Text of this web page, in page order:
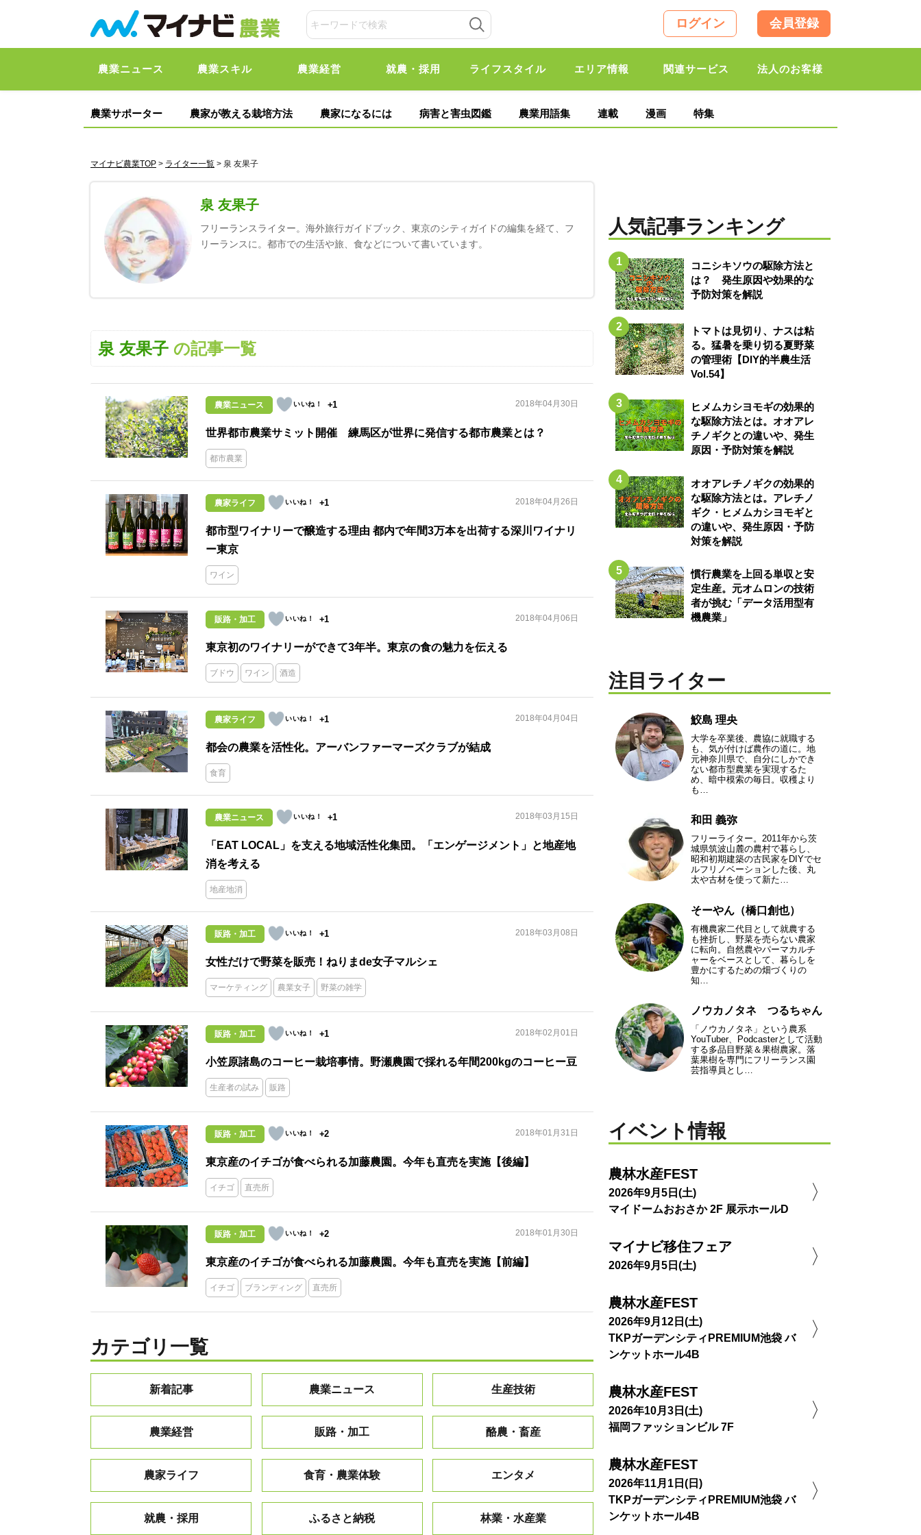
ログイン 会員登録
農業ニュース 農業スキル 農業経営 就農・採用 ライフスタイル エリア情報 関連サービス 法人のお客様
農業サポーター 農家が教える栽培方法 農家になるには 病害と害虫図鑑 農業用語集 連載 漫画 特集
マイナビ農業TOP > ライター一覧 > 泉 友果子
泉 友果子
フリーランスライター。海外旅行ガイドブック、東京のシティガイドの編集を経て、フ
リーランスに。都市での生活や旅、食などについて書いています。
泉 友果子 の記事一覧
農業ニュース +1 2018年04月30日
世界都市農業サミット開催 練馬区が世界に発信する都市農業とは？
都市農業
農家ライフ +1 2018年04月26日
都市型ワイナリーで醸造する理由 都内で年間3万本を出荷する深川ワイナリ
ー東京
ワイン
販路・加工 +1 2018年04月06日
東京初のワイナリーができて3年半。東京の食の魅力を伝える
ブドウ ワイン 酒造
農家ライフ +1 2018年04月04日
都会の農業を活性化。アーバンファーマーズクラブが結成
食育
農業ニュース +1 2018年03月15日
「EAT LOCAL」を支える地域活性化集団。「エンゲージメント」と地産地
消を考える
地産地消
販路・加工 +1 2018年03月08日
女性だけで野菜を販売！ねりまde女子マルシェ
マーケティング 農業女子 野菜の雑学
販路・加工 +1 2018年02月01日
小笠原諸島のコーヒー栽培事情。野瀬農園で採れる年間200kgのコーヒー豆
生産者の試み 販路
販路・加工 +2 2018年01月31日
東京産のイチゴが食べられる加藤農園。今年も直売を実施【後編】
イチゴ 直売所
販路・加工 +2 2018年01月30日
東京産のイチゴが食べられる加藤農園。今年も直売を実施【前編】
イチゴ ブランディング 直売所
カテゴリ一覧
新着記事 農業ニュース 生産技術
農業経営 販路・加工 酪農・畜産
農家ライフ 食育・農業体験 エンタメ
就農・採用 ふるさと納税 林業・水産業
人気記事ランキング
コニシキソウの駆除方法と
は？ 発生原因や効果的な
予防対策を解説
トマトは見切り、ナスは粘
る。猛暑を乗り切る夏野菜
の管理術【DIY的半農生活
Vol.54】
ヒメムカシヨモギの効果的
な駆除方法とは。オオアレ
チノギクとの違いや、発生
原因・予防対策を解説
オオアレチノギクの効果的
な駆除方法とは。アレチノ
ギク・ヒメムカシヨモギと
の違いや、発生原因・予防
対策を解説
慣行農業を上回る単収と安
定生産。元オムロンの技術
者が挑む「データ活用型有
機農業」
注目ライター
鮫島 理央
大学を卒業後、農協に就職する
も、気が付けば農作の道に。地
元神奈川県で、自分にしかでき
ない都市型農業を実現するた
め、暗中模索の毎日。収穫より
も…
和田 義弥
フリーライター。2011年から茨
城県筑波山麓の農村で暮らし、
昭和初期建築の古民家をDIYでセ
ルフリノベーションした後、丸
太や古材を使って新た…
そーやん（橋口創也）
有機農家二代目として就農する
も挫折し、野菜を売らない農家
に転向。自然農やパーマカルチ
ャーをベースとして、暮らしを
豊かにするための畑づくりの
知…
ノウカノタネ つるちゃん
「ノウカノタネ」という農系
YouTuber、Podcasterとして活動
する多品目野菜＆果樹農家。落
葉果樹を専門にフリーランス園
芸指導員とし…
イベント情報
農林水産FEST
2026年9月5日(土)
マイドームおおさか 2F 展示ホールD
マイナビ移住フェア
2026年9月5日(土)
農林水産FEST
2026年9月12日(土)
TKPガーデンシティPREMIUM池袋 バ
ンケットホール4B
農林水産FEST
2026年10月3日(土)
福岡ファッションビル 7F
農林水産FEST
2026年11月1日(日)
TKPガーデンシティPREMIUM池袋 バ
ンケットホール4B